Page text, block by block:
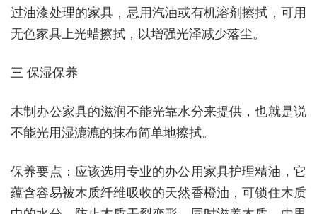
过油漆处理的家具，忌用汽油或有机溶剂擦拭，可用
无色家具上光蜡擦拭，以增强光泽减少落尘。
三 保湿保养
木制办公家具的滋润不能光靠水分来提供，也就是说
不能光用湿漉漉的抹布简单地擦拭。
保养要点：应该选用专业的办公用家具护理精油，它
蕴含容易被木质纤维吸收的天然香橙油，可锁住木质